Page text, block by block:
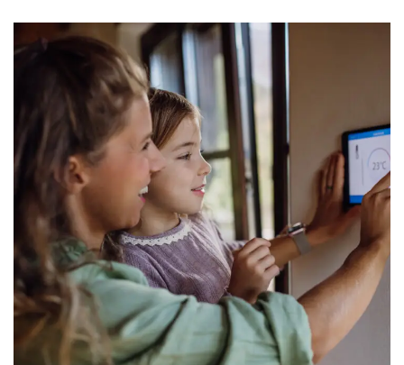
Integración Tecnológica
CONTROL DE ILUMINACION & CORTINAS
INTEGRACIÓN TECNOLÓGICA